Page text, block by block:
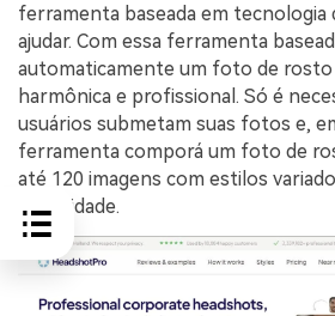
ferramenta baseada em tecnologia
ajudar. Com essa ferramenta
automaticamente um foto de rosto
harmônica e profissional. Só é
usuários submetam suas fotos e,
ferramenta comporá um foto de
até 120 imagens com estilos
diversidade.